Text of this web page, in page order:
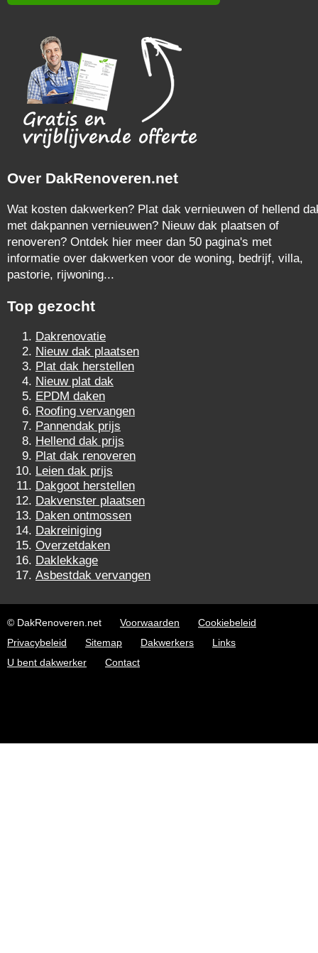
Over DakRenoveren.net
Wat kosten dakwerken? Plat dak vernieuwen of hellend
met dakpannen vernieuwen? Nieuw dak plaatsen of
renoveren? Ontdek hier meer dan 50 pagina's met
informatie over dakwerken voor de woning, bedrijf, villa,
pastorie, rijwoning...
Top gezocht
Dakrenovatie
Nieuw dak plaatsen
Plat dak herstellen
Nieuw plat dak
EPDM daken
Roofing vervangen
Pannendak prijs
Hellend dak prijs
Plat dak renoveren
Leien dak prijs
Dakgoot herstellen
Dakvenster plaatsen
Daken ontmossen
Dakreiniging
Overzetdaken
Daklekkage
Asbestdak vervangen
© DakRenoveren.net Voorwaarden
Cookiebeleid
Privacybeleid
Sitemap Dakwerkers
Links
U bent dakwerker
Contact